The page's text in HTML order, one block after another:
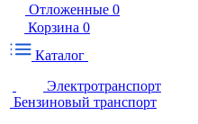
Отложенные 0
Корзина 0
Каталог
Электротранспорт
Бензиновый транспорт